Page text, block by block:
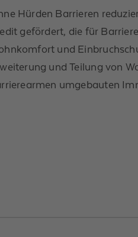
Hürden Barrieren
gefördert, die für
und
und Teilung von
umgebauten